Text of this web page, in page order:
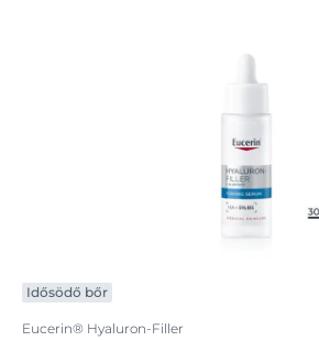
Idősödő bőr
Eucerin® Hyaluron-Filler